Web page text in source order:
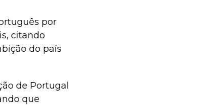
por
citando
do país
de Portugal
que